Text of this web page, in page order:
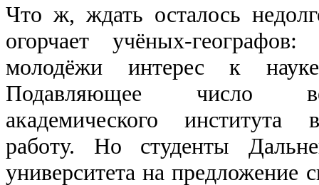
Что ж, ждать осталось
огорчает учёных-
молодёжи интерес к
Подавляющее число
академического института
работу. Но студенты
университета на предложение